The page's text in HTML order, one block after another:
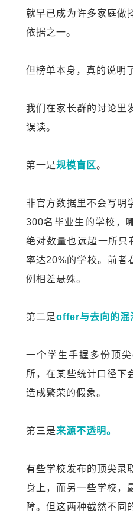
就早已成为许多家庭做
依据之一。
但榜单本身，真的说明
我们在家长群的讨论里
误读。
第一是规模盲区。
非官方数据里不会写明
300名毕业生的学校，
绝对数量也远超一所只
率达20%的学校。前者
例相差悬殊。
第二是offer与去向的混
一个学生手握多份顶
所，在某些统计口径下
造成繁荣的假象。
第三是来源不透明。
有些学校发布的顶尖录
身上，而另一些学校，
障。但这两种截然不同